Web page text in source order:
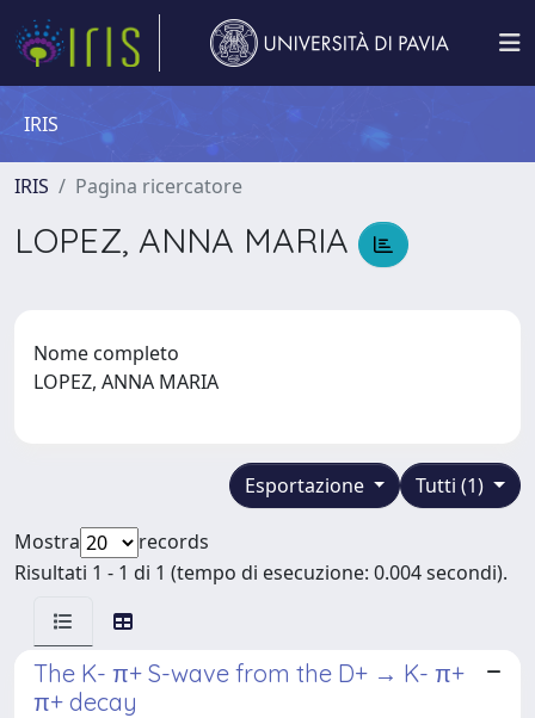
IRIS
IRIS Pagina ricercatore
LOPEZ, ANNA MARIA
Nome completo
LOPEZ, ANNA MARIA
Tutti (1)
Esportazione
Mostra
records
Risultati 1 - 1 di 1 (tempo di esecuzione: 0.004 secondi).
The K- π+ S-wave from the D+ → K- π+
π+ decay